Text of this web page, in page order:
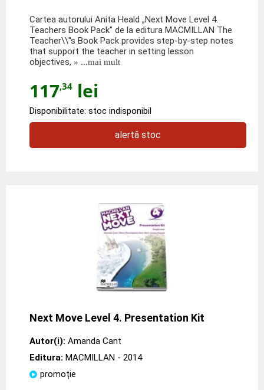
Cartea autorului Anita Heald „Next Move Level 4.
Teachers Book Pack" de la editura MACMILLAN The
Teacher\\''s Book Pack provides step-by-step notes
that support the teacher in setting lesson
objectives, » ...mai mult
117,34 lei
Disponibilitate: stoc indisponibil
alertă stoc
Next Move Level 4. Presentation Kit
Autor(i): Amanda Cant
Editura: MACMILLAN - 2014
promoție